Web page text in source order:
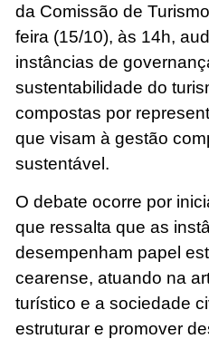
da Comissão de
feira (15/10), às 14h,
instâncias de
sustentabilidade do
compostas por
que visam à gestão
sustentável.
O debate ocorre por
que ressalta que as
desempenham papel
cearense, atuando na
turístico e a sociedade
estruturar e promover